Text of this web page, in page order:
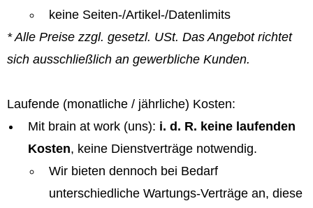
keine Seiten-/Artikel-/Datenlimits
* Alle Preise zzgl. gesetzl. USt. Das Angebot richtet
sich ausschließlich an gewerbliche Kunden.
Laufende (monatliche / jährliche) Kosten:
Mit brain at work (uns): i. d. R. keine laufenden
Kosten, keine Dienstverträge notwendig.
Wir bieten dennoch bei Bedarf
unterschiedliche Wartungs-Verträge an, diese